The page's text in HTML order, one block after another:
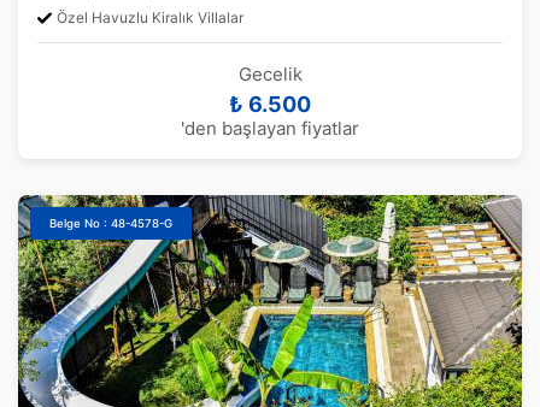
Özel Havuzlu Kiralık Villalar
Gecelik
₺ 6.500
'den başlayan fiyatlar
Belge No : 48-4578-G